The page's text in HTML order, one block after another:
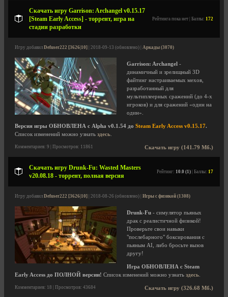
Скачать игру Garrison: Archangel v0.15.17
[Steam Early Access] - торрент, игра на
стадии разработки
Рейтинга пока нет | Баллы: 172
Игру добавил Defuser222 [3626|10] | 2018-09-13 (обновлено) | Аркады (3070)
Garrison: Archangel -
динамичный и зрелищный 3D
файтинг настраиваемых мехов,
разработанный для
мультиплеерных сражений (до 4-х
игроков) и для сражений «один на
один».
Версия игры ОБНОВЛЕНА с Alpha v0.1.54 до Steam Early Access v0.15.17.
Список изменений можно узнать здесь
Скачать игру (141.79 Мб.)
Комментариев: 9 | Просмотров: 11861
Скачать игру Drunk-Fu: Wasted Masters
v20.08.18 - торрент, полная версия
Рейтинг: 10.0 (1) | Баллы: 17
Игру добавил Defuser222 [3626|10] | 2018-08-26 (обновлено) | Игры с физикой (1308)
Drunk-Fu - симулятор пьяных
драк с реалистичной физикой!
Проверьте свои навыки
"послебарного" боксирования с
пьяным AI, либо бросьте вызов
другу!
Игра ОБНОВЛЕНА с Steam
Early Access до ПОЛНОЙ версии! Список изменений можно узнать здесь
Скачать игру (326.68 Мб.)
Комментариев: 18 | Просмотров: 43684